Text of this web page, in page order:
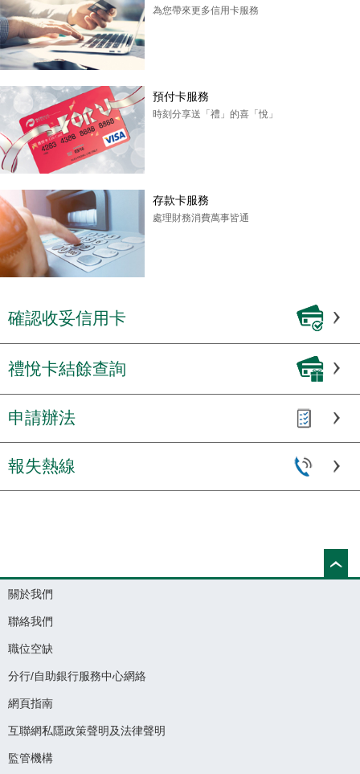
為您帶來更多信用卡服務
預付卡服務
時刻分享送「禮」的喜「悅」
存款卡服務
處理財務消費萬事皆通
確認收妥信用卡
禮悅卡結餘查詢
申請辦法
報失熱線
關於我們
聯絡我們
職位空缺
分行/自助銀行服務中心網絡
網頁指南
互聯網私隱政策聲明及法律聲明
監管機構